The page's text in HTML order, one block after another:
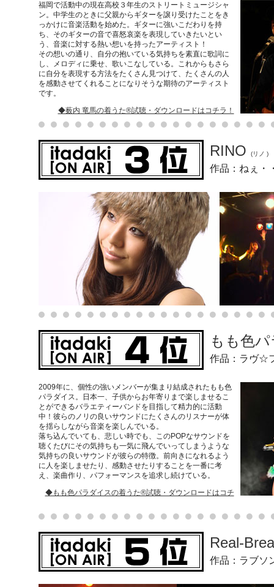
福岡で活動中の現在高校３年生のストリートミュージシャ
ン。中学生のときに父親からギターを譲り受けたことをき
っかけに音楽活動を始めた。ギターに強いこだわりを持
ち、そのギターの音で喜怒哀楽を表現していきたいとい
う、音楽に対する熱い想いを持ったアーティスト！
その想いの通り、自分の抱いている気持ちを素直に歌詞に
し、メロディに乗せ、歌いこなしている。これからもさら
に自分を表現する方法をたくさん見つけて、たくさんの人
を感動させてくれることになりそうな期待のアーティスト
です。
◆薮内 竜馬の着うた®試聴・ダウンロードはコチラ！
RINO (リノ )
作品：ねぇ
もも色
作品：ラヴ☆
2009年に、個性の強いメンバーが集まり結成されたもも色
パラダイス。日本一、子供からお年寄りまで楽しませるこ
とができるバラエティーバンドを目指して精力的に活動
中！彼らのノリの良いサウンドにたくさんのリスナーが体
を揺らしながら音楽を楽しんでいる。
落ち込んでいても、悲しい時でも、このPOPなサウンドを
聴くたびにその気持ちも一気に飛んでいってしまうような
気持ちの良いサウンドが彼らの特徴。前向きになれるよう
に人を楽しませたり、感動させたりすることを一番に考
え、楽曲作り、パフォーマンスを追求し続けている。
◆もも色パラダイスの着うた®試聴・ダウンロードはコチ
Real-
作品：ラブソ